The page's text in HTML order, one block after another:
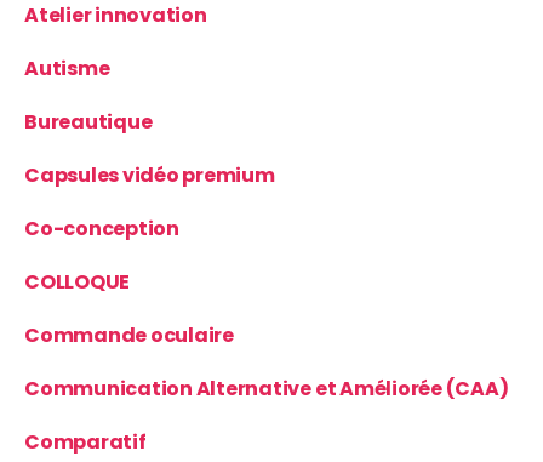
Atelier innovation
Autisme
Bureautique
Capsules vidéo premium
Co-conception
COLLOQUE
Commande oculaire
Communication Alternative et Améliorée (CAA)
Comparatif